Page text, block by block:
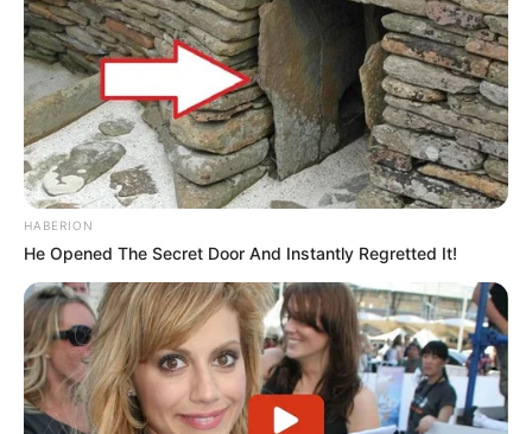
HABERION
He Opened The Secret Door And Instantly Regretted It!